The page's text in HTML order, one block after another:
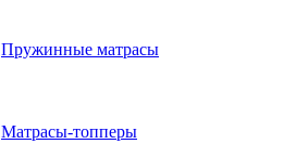
Пружинные матрасы
Матрасы-топперы